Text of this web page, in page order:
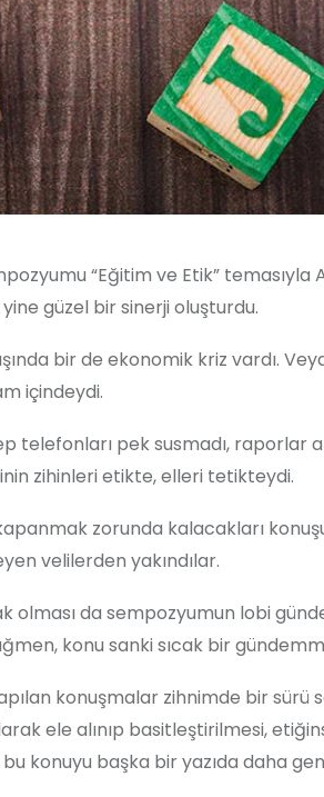
“Eğitim ve Etik” temasıyla
güzel bir sinerji oluşturdu.
bir de ekonomik kriz vardı.
içindeydi.
telefonları pek susmadı, raporlar
zihinleri etikte, elleri tetikteydi.
zorunda kalacakları
velilerden yakındılar.
olması da sempozyumun lobi
konu sanki sıcak bir
konuşmalar zihnimde bir sürü
ele alınıp basitleştirilmesi,
konuyu başka bir yazıda daha